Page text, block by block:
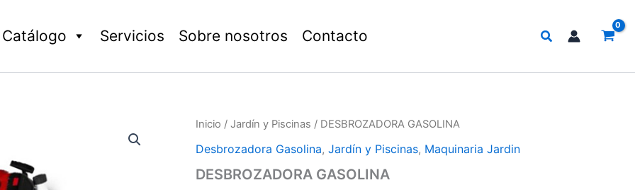
Catálogo Servicios Sobre nosotros Contacto Buscar
Inicio /Jardín y Piscinas / DESBROZADORA GASOLINA
Desbrozadora Gasolina,Jardín y Piscinas, Maquinaria Jardin
DESBROZADORA GASOLINA
DESBROZADORA
cantidad